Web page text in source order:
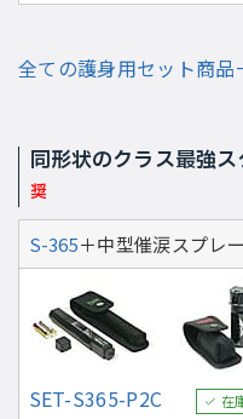
全ての護身用セット商品
同形状のクラス最強
奨
S-365＋中型催涙スプレー
SET-S365-P2C 在